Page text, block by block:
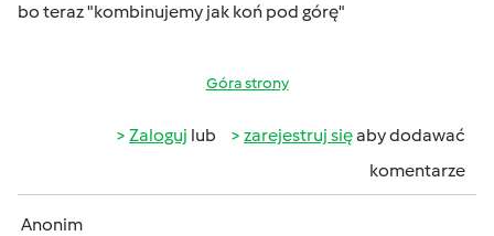
bo teraz "kombinujemy jak koń pod górę"
Góra strony
Zaloguj lub zarejestruj sięaby dodawać
komentarze
Anonim